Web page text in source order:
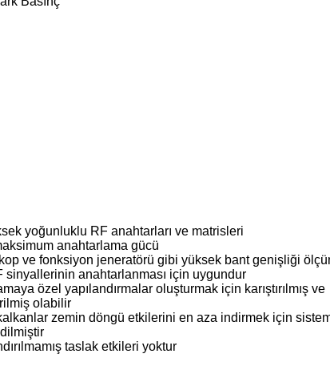
yoğunluklu RF anahtarları ve matrisleri
anahtarlama gücü
ve fonksiyon jeneratörü gibi yüksek bant genişliği
sinyallerinin anahtarlanması için uygundur
özel yapılandırmalar oluşturmak için karıştırılmış ve
olabilir
zemin döngü etkilerini en aza indirmek için
taslak etkileri yoktur